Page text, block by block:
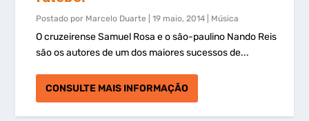
Postado por Marcelo Duarte |19 maio, 2014 Música
O cruzeirense Samuel Rosa e o são-paulino Nando Reis
são os autores de um dos maiores sucessos de...
CONSULTE MAIS INFORMAÇÃO